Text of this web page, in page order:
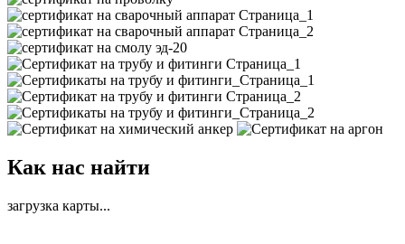
Как нас найти
загрузка карты...